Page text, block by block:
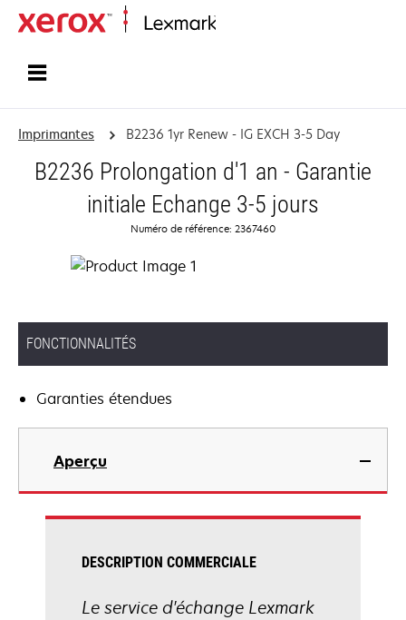
Imprimantes B2236 1yr Renew - IG EXCH 3-5 Day
B2236 Prolongation d'1 an - Garantie
initiale Echange 3-5 jours
Numéro de référence: 2367460
FONCTIONNALITÉS
Garanties étendues
Aperçu
DESCRIPTION COMMERCIALE
Le service d'échange Lexmark